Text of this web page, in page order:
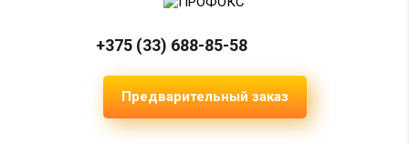
+375 (33) 688-85-58
Предварительный заказ